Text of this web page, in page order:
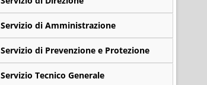
Servizio di Amministrazione
Servizio di Prevenzione e Protezione
Servizio Tecnico Generale